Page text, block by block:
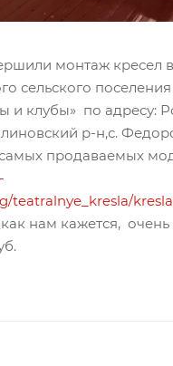
монтаж кресел
сельского
и клубы» по адресу:
р-н,с.
продаваемых
teatralnye_kresla/
нам кажется,